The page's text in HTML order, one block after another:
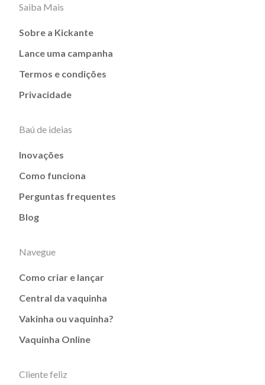
Saiba Mais
Sobre a Kickante
Lance uma campanha
Termos e condições
Privacidade
Baú de ideias
Inovações
Como funciona
Perguntas frequentes
Blog
Navegue
Como criar e lançar
Central da vaquinha
Vakinha ou vaquinha?
Vaquinha Online
Cliente feliz